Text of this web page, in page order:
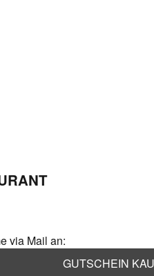
via Mail an:
GUTSCHEIN